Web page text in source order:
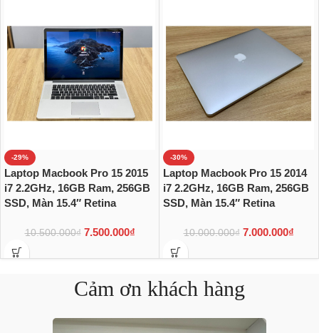
-29%
Laptop Macbook Pro 15 2015
i7 2.2GHz, 16GB Ram, 256GB
SSD, Màn 15.4″ Retina
10.500.000₫ 7.500.000₫
-30%
Laptop Macbook Pro 15 2014
i7 2.2GHz, 16GB Ram, 256GB
SSD, Màn 15.4″ Retina
10.000.000₫ 7.000.000₫
Cảm ơn khách hàng